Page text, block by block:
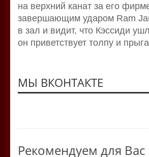
на верхний канат за его
завершающим ударом Ram
в зал и видит, что Кэссиди
он приветствует толпу и
МЫ ВКОНТАКТЕ
Рекомендуем для Вас